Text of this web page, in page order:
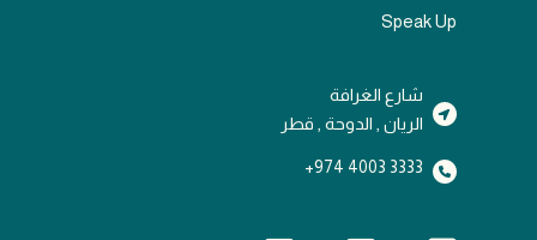
Speak Up
شارع الغرافة
الريان , الدوحة , قطر
3333 4003 974+